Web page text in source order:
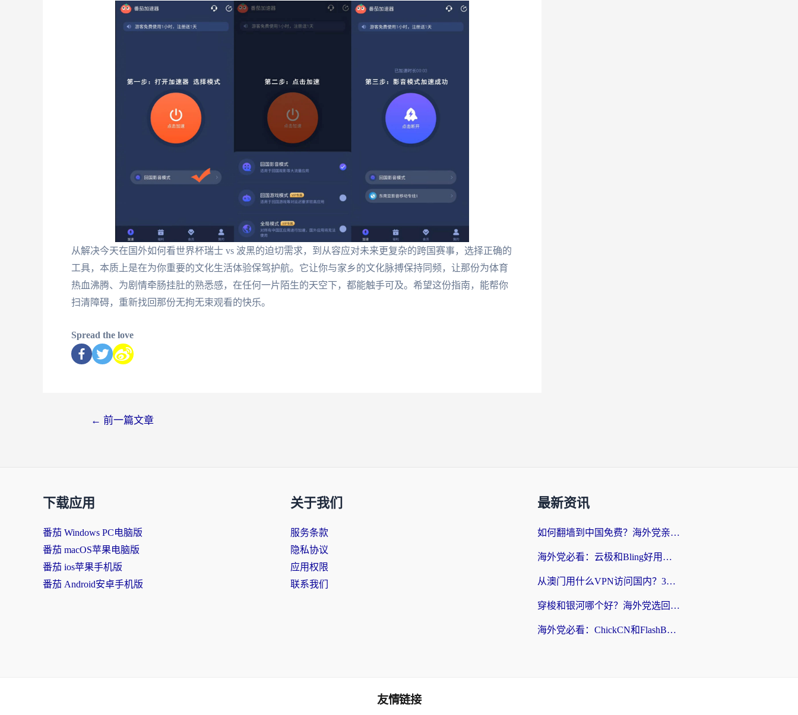
从解决今天在国外如何看世界杯瑞士 vs 波黑的迫切需求，到从容应对未来更复杂的跨国赛事，选择正确的
工具，本质上是在为你重要的文化生活体验保驾护航。它让你与家乡的文化脉搏保持同频，让那份为体育
热血沸腾、为剧情牵肠挂肚的熟悉感，在任何一片陌生的天空下，都能触手可及。希望这份指南，能帮你
扫清障碍，重新找回那份无拘无束观看的快乐。
Spread the love
← 前一篇文章
下载应用
番茄 Windows PC电脑版
番茄 macOS苹果电脑版
番茄 ios苹果手机版
番茄 Android安卓手机版
关于我们
服务条款
隐私协议
应用权限
联系我们
最新资讯
如何翻墙到中国免费？海外党亲测：从踩坑到选对加速器的全攻略
海外党必看：云极和Bling好用吗？3分钟教你选对回国加速器
从澳门用什么VPN访问国内？3个实用标准帮你避开坑，无缝刷剧听歌
穿梭和银河哪个好？海外党选回国加速器的避坑指南，附番茄加速器实测体验
海外党必看：ChickCN和FlashBack好用吗？3招教你选对回国加速器（附云极、HomeCN、斧牛vs艾果对比）
友情链接